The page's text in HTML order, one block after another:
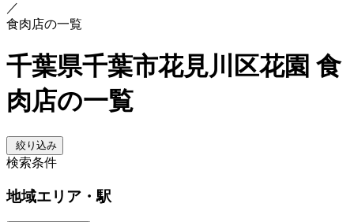
／
食肉店の一覧
千葉県千葉市花見川区花園 食
肉店の一覧
絞り込み
検索条件
地域エリア・駅